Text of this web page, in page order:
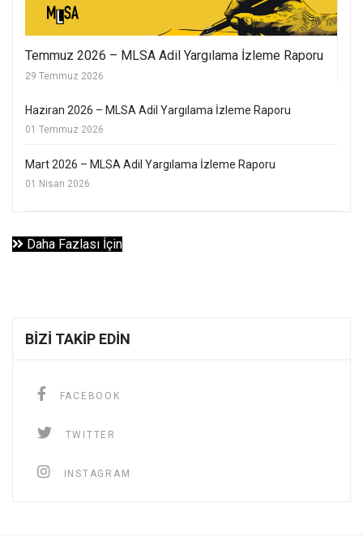
Temmuz 2026 – MLSA Adil Yargılama İzleme Raporu
29 Temmuz 2026
Haziran 2026 – MLSA Adil Yargılama İzleme Raporu
01 Temmuz 2026
Mart 2026 – MLSA Adil Yargılama İzleme Raporu
01 Nisan 2026
Daha Fazlası İçin
BIZI TAKIP EDIN
FACEBOOK
TWITTER
INSTAGRAM